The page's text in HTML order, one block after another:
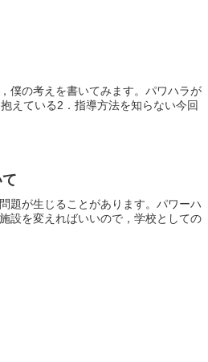
僕の考えを書いてみます。パワハラが
えている2．指導方法を知らない今回
題が生じることがあります。パワーハ
設を変えればいいので，学校としての